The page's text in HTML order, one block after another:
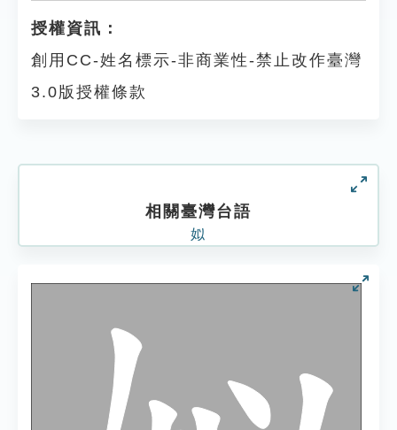
授權資訊：
創用CC-姓名標示-非商業性-禁止改作臺灣
3.0版授權條款
相關臺灣台語
姒